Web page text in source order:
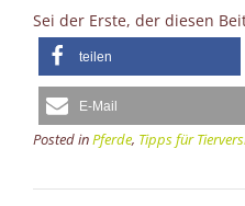
Sei der Erste, der diesen
teilen
E-Mail
Posted inPferde, Tipps für